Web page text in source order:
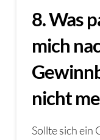
8. Was
mich
nicht
Sollte sich ein